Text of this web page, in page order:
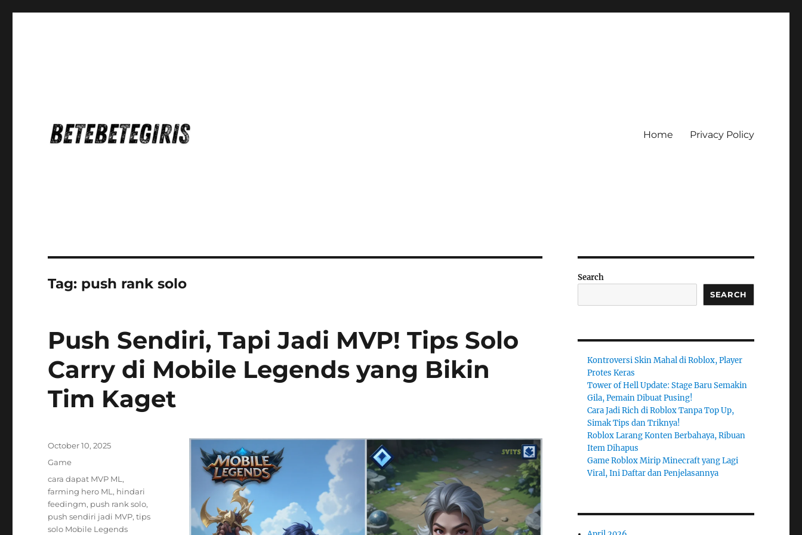
Home Privacy Policy
Tag: push rank solo
Push Sendiri, Tapi Jadi MVP! Tips Solo
Carry di Mobile Legends yang Bikin
Tim Kaget
Posted
October 10, 2025
Categories
Game
Tags
cara dapat MVP ML ,
farming hero ML , hindari
feedingm, push rank solo,
push sendiri jadi MVP,tips
solo Mobile Legends
Search
SEARCH
Kontroversi Skin Mahal di Roblox, Player
Protes Keras
Tower of Hell Update: Stage Baru Semakin
Gila, Pemain Dibuat Pusing!
Cara Jadi Rich di Roblox Tanpa Top Up,
Simak Tips dan Triknya!
Roblox Larang Konten Berbahaya, Ribuan
Item Dihapus
Game Roblox Mirip Minecraft yang Lagi
Viral, Ini Daftar dan Penjelasannya